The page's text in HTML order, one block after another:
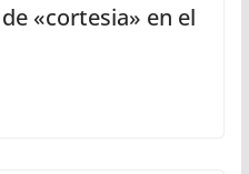
«cortesia» en el